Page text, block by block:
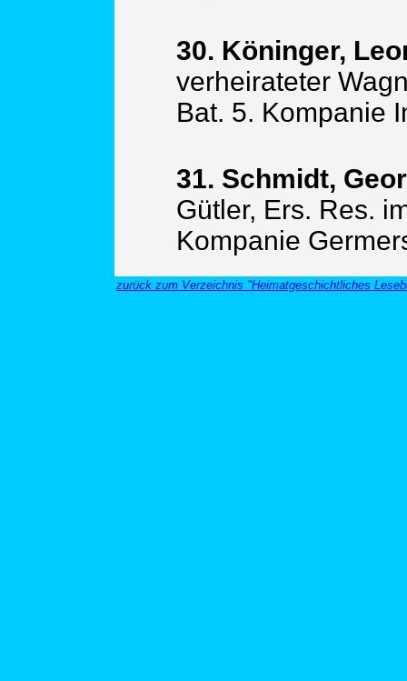
30. Köninger,
verheirateter
Bat. 5. Kompanie
31. Schmidt,
Gütler, Ers. Res.
Kompanie
zurück zum Verzeichnis "Heimatgeschichtliches